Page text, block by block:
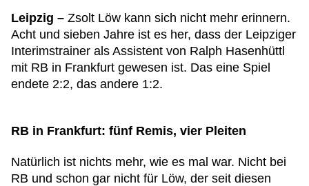
Leipzig – Zsolt Löw kann sich nicht mehr erinnern.
Acht und sieben Jahre ist es her, dass der Leipziger
Interimstrainer als Assistent von Ralph Hasenhüttl
mit RB in Frankfurt gewesen ist. Das eine Spiel
endete 2:2, das andere 1:2.
RB in Frankfurt: fünf Remis, vier Pleiten
Natürlich ist nichts mehr, wie es mal war. Nicht bei
RB und schon gar nicht für Löw, der seit diesen